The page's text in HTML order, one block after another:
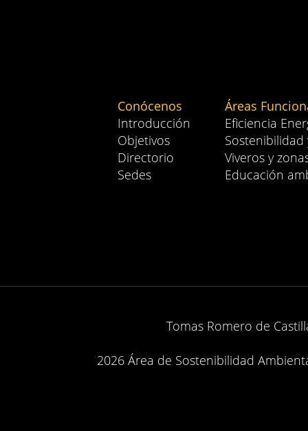
Conócenos
Introducción
Objetivos
Directorio
Sedes
Áreas
Eficiencia
Sostenibilidad
Viveros y
Educación
Tomas Romero de
2026 Área de Sostenibilidad